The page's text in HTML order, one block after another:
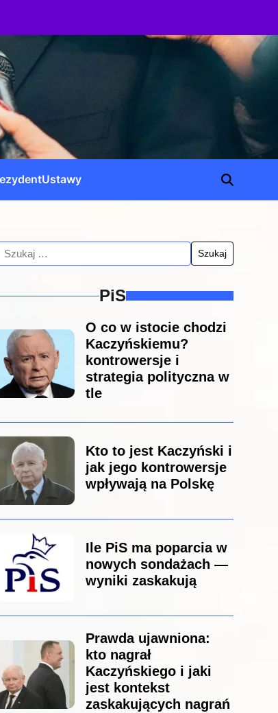
Ustawy
PiS
O co w istocie chodzi
Kaczyńskiemu?
kontrowersje i
strategia polityczna w
tle
Kto to jest Kaczyński i
jak jego kontrowersje
wpływają na Polskę
Ile PiS ma poparcia w
nowych sondażach —
wyniki zaskakują
Prawda ujawniona:
kto nagrał
Kaczyńskiego i jaki
jest kontekst
zaskakujących nagrań